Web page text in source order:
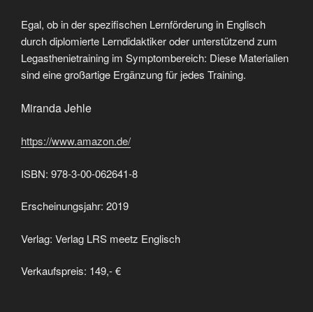
Egal, ob in der spezifischen Lernförderung in Englisch
durch diplomierte Lerndidaktiker oder unterstützend zum
Legasthenietraining im Symptombereich: Diese Materialien
sind eine großartige Ergänzung für jedes Training.
Miranda Jehle
https://www.amazon.de/
ISBN: 978-3-00-062641-8
Erscheinungsjahr: 2019
Verlag: Verlag LRS meetz Englisch
Verkaufspreis: 149,- €